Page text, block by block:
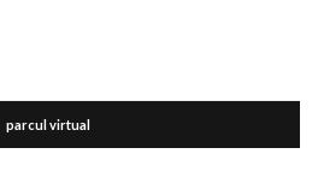
parcul virtual